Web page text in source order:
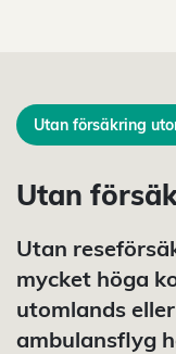
Utan försäkring
Utan
Utan
mycket höga
utomlands
ambulansflyg